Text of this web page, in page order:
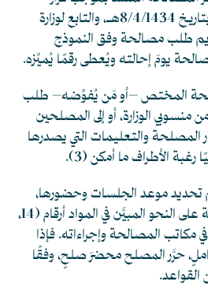
مجلس الوزراء رقم (103) بتاريخ 8/4/1434هـ، والتابع لوزارة
طلب مصالحة وفق النموذج
يومَ إحالته ويُعطى رقمًا يُميِّزه.
المختص –أو مَن يُفوِّضه– طلب
الوزارة، أو إلى المصلحين
المصلحة والتعليمات التي يصدرها
رغبة الأطراف ما أمكن(3)
.
تحديد موعد الجلسات وحضورها،
وإجراءات جلسة المصالحة على النحو المبيَّن في المواد أرقام (14،
في مكاتب المصالحة وإجراءاته. فإذا
حرَّر المصلح محضرَ صلحٍ، وفقًا